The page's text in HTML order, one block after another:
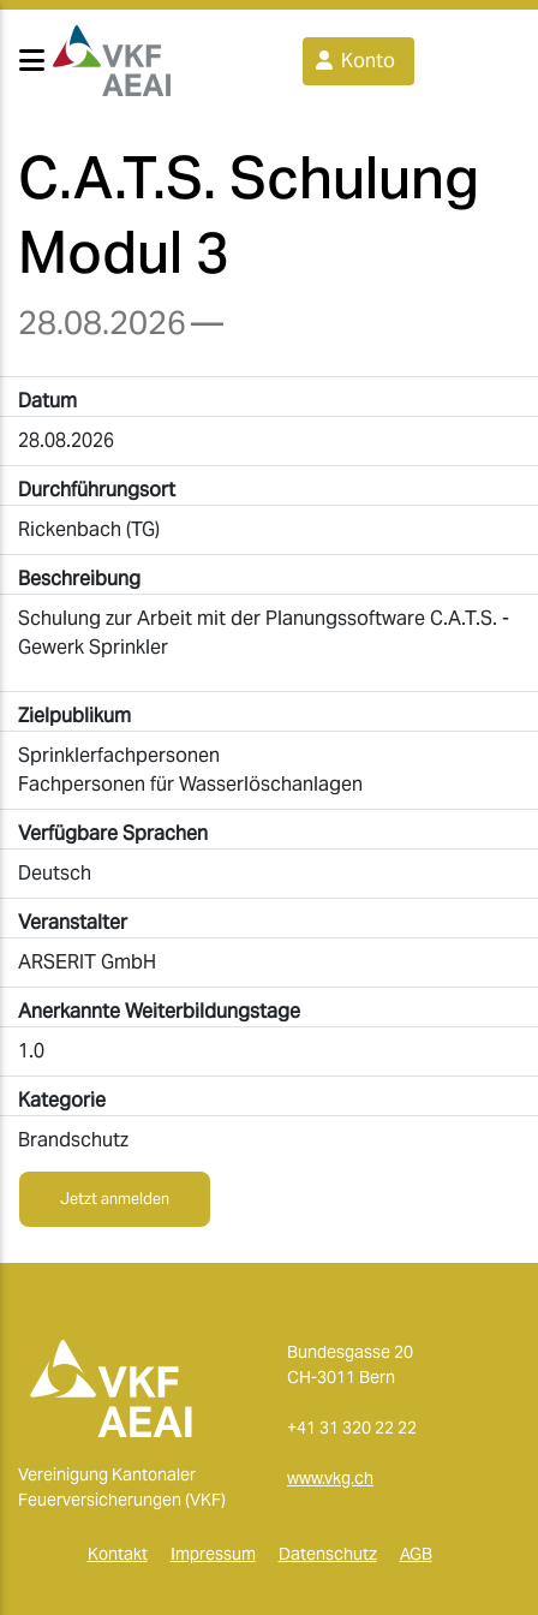
Konto
C.A.T.S. Schulung
Modul 3
28.08.2026—
Datum
28.08.2026
Durchführungsort
Rickenbach (TG)
Beschreibung
Schulung zur Arbeit mit der Planungssoftware C.A.T.S. -
Gewerk Sprinkler
Zielpublikum
Sprinklerfachpersonen
Fachpersonen für Wasserlöschanlagen
Verfügbare Sprachen
Deutsch
Veranstalter
ARSERIT GmbH
Anerkannte Weiterbildungstage
1.0
Kategorie
Brandschutz
Jetzt anmelden
Vereinigung Kantonaler
Feuerversicherungen (VKF)
Bundesgasse 20
CH-3011 Bern
+41 31 320 22 22
www.vkg.ch
Kontakt Impressum Datenschutz AGB